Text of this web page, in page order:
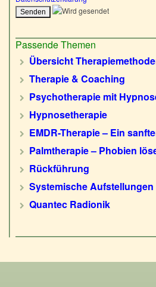
Passende Themen
Übersicht
Therapie & Coaching
Psychotherapie mit
Hypnosetherapie
EMDR-Therapie – Ein
Palmtherapie – Phobien
Rückführung
Systemische Aufstellungen
Quantec Radionik